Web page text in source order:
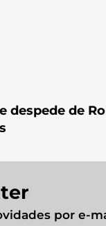
despede de
por e-